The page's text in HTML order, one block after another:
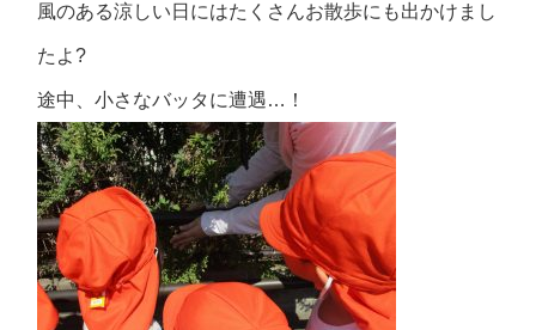
風のある涼しい日にはたくさんお散歩にも出かけまし
たよ?
途中、小さなバッタに遭遇…！